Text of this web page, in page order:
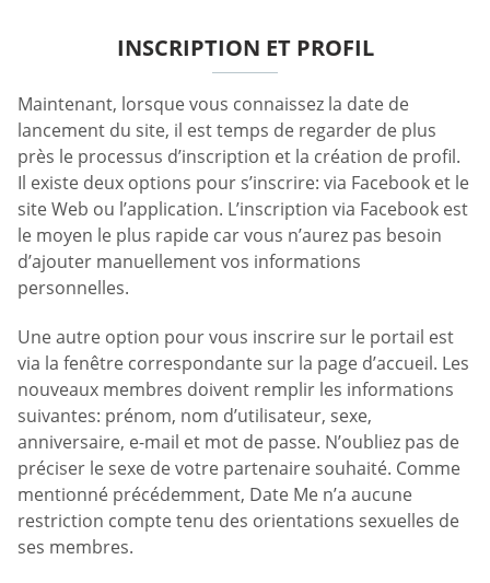
INSCRIPTION ET PROFIL
Maintenant, lorsque vous connaissez la date de
lancement du site, il est temps de regarder de plus
près le processus d’inscription et la création de profil.
Il existe deux options pour s’inscrire: via Facebook et le
site Web ou l’application. L’inscription via Facebook est
le moyen le plus rapide car vous n’aurez pas besoin
d’ajouter manuellement vos informations
personnelles.
Une autre option pour vous inscrire sur le portail est
via la fenêtre correspondante sur la page d’accueil. Les
nouveaux membres doivent remplir les informations
suivantes: prénom, nom d’utilisateur, sexe,
anniversaire, e-mail et mot de passe. N’oubliez pas de
préciser le sexe de votre partenaire souhaité. Comme
mentionné précédemment, Date Me n’a aucune
restriction compte tenu des orientations sexuelles de
ses membres.